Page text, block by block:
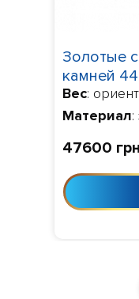
Золотые
камней
Вес:
Материал
заказа
47600